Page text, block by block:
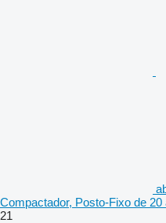
Compactador, Posto-Fixo de 20
21